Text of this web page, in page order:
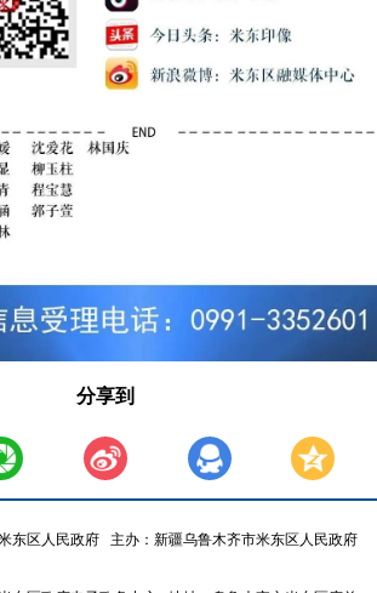
分享到
东区人民政府 主办：新疆乌鲁木齐市米东区人民政府